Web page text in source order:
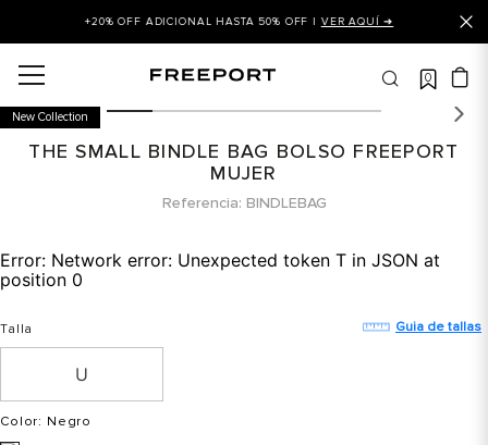
+20% OFF ADICIONAL HASTA 50% OFF | VER AQUÍ ➜
0
New Collection
THE SMALL BINDLE BAG BOLSO FREEPORT
MUJER
Referencia BINDLEBAG
Error: Network error: Unexpected token T in JSON at
position 0
Talla Guia de tallas
Color: Negro
balance
puma